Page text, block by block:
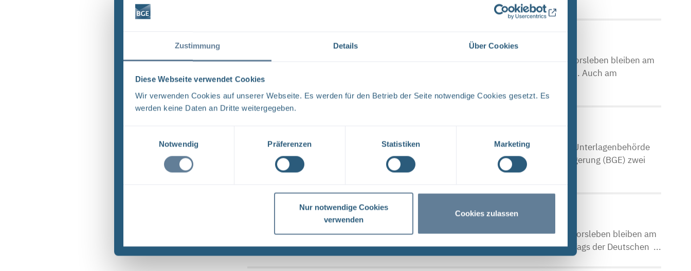
Zustimmung Details Über Cookies
Diese Webseite verwendet Cookies
Wir verwenden Cookies auf unserer Webseite. Es werden für den Betrieb der Seite notwendige Cookies gesetzt. Es
werden keine Daten an Dritte weitergegeben.
Notwendig
Präferenzen Statistiken Marketing
Nur notwendige Cookies
verwenden
Cookies zulassen
Schließzeiten Infostellen Oktober/November 2019
BGE Asse Endlager Konrad Endlager Morsleben Die Infostellen Asse, Konrad und Morsleben bleiben am
Mittwoch, den 23. Oktober 2019 aufgrund einer internen Veranstaltung geschlossen. Auch am
Donnerstag, ...
BGE Endlager Konrad Endlager Morsleben Endlagersuche Asse Zwischen der Stasi-Unterlagenbehörde
und dem Bundesamt für Strahlenschutz (BfS) hat die Bundesgesellschaft für Endlagerung (BGE) zwei
Tage ...
Infostellen am 3. und 4. Oktober 2019 geschlossen
BGE Asse Endlager Konrad Endlager Morsleben Die Infostellen Asse , Konrad und Morsleben bleiben am
Donnerstag, den 3. Oktober 2019, und Freitag, den 4. Oktober 2019, aufgrund des Tags der Deutschen ...